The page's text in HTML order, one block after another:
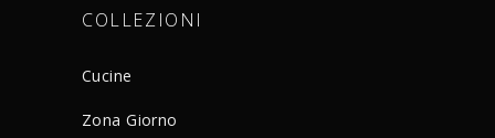
COLLEZIONI
Cucine
Zona Giorno